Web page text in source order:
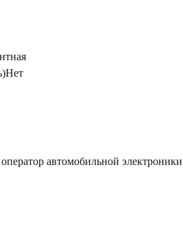
Нет
автомобильной электроники